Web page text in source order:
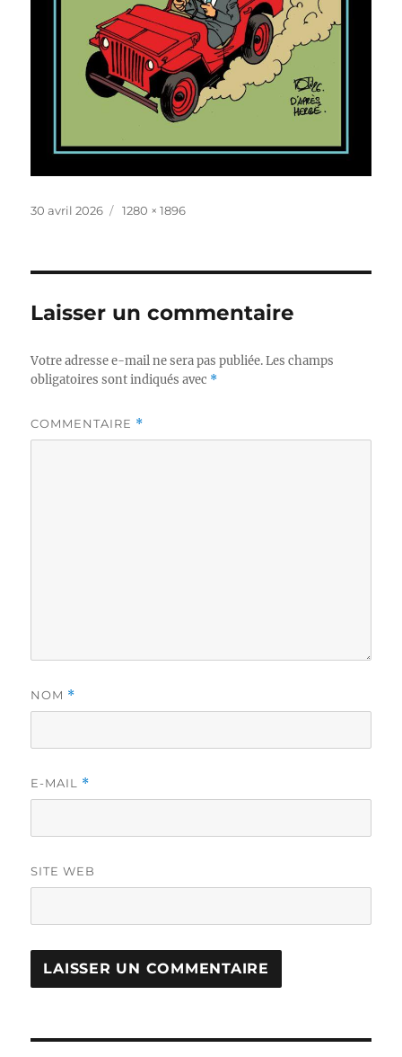
Publié
30 avril 2026
Taille
1280 × 1896
Laisser un commentaire
Votre adresse e-mail ne sera pas publiée. Les champs
obligatoires sont indiqués avec *
COMMENTAIRE *
NOM *
E-MAIL *
SITE WEB